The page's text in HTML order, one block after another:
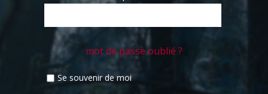
mot de passe oublié ?
Se souvenir de moi